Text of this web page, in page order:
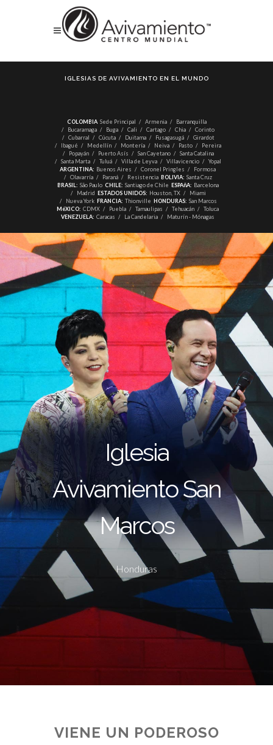
IGLESIAS DE AVIVAMIENTO EN EL MUNDO
COLOMBIA Sede Principal Armenia
Barranquilla
Bucaramaga
Buga Cali Cartago Chia
Corinto
Cubarral
Cúcuta Duitama Fusagasugá
Girardot
Ibagué
Medellín Montería Neiva Pasto
Pereira
Popayán
Puerto Asís San Cayetano
Santa Catalina
Santa Marta
Tuluá Villa de Leyva Villavicencio
Yopal
ARGENTINA: Buenos Aires Coronel Pringles
Formosa
Olavarría
Paraná Resistencia BOLIVIA: Santa Cruz
BRASIL: São Paulo CHILE: Santiago de Chile ESPAñA: Barcelona
Madrid ESTADOS UNIDOS: Houston, TX
Miami
Nueva York FRANCIA: Thionville HONDURAS: San Marcos
MéXICO: CDMX Puebla Tamaulipas Tehuacán
Toluca
VENEZUELA: Caracas La Candelaria Maturín - Mónagas
Iglesia
Avivamiento San
Marcos
Honduras
VIENE UN PODEROSO